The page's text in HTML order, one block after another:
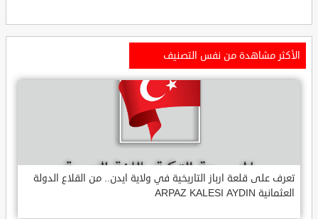
الأكثر مشاهدة من نفس التصنيف
تعرف على قلعة ارباز التاريخية في ولاية ايدن.. من القلاع الدولة
العثمانية ARPAZ KALESI AYDIN